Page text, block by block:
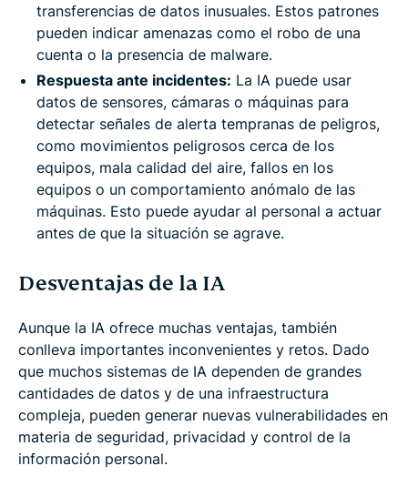
transferencias de datos inusuales. Estos patrones
pueden indicar amenazas como el robo de una
cuenta o la presencia de malware.
Respuesta ante incidentes: La IA puede usar
datos de sensores, cámaras o máquinas para
detectar señales de alerta tempranas de peligros,
como movimientos peligrosos cerca de los
equipos, mala calidad del aire, fallos en los
equipos o un comportamiento anómalo de las
máquinas. Esto puede ayudar al personal a actuar
antes de que la situación se agrave.
Desventajas de la IA
Aunque la IA ofrece muchas ventajas, también
conlleva importantes inconvenientes y retos. Dado
que muchos sistemas de IA dependen de grandes
cantidades de datos y de una infraestructura
compleja, pueden generar nuevas vulnerabilidades en
materia de seguridad, privacidad y control de la
información personal.